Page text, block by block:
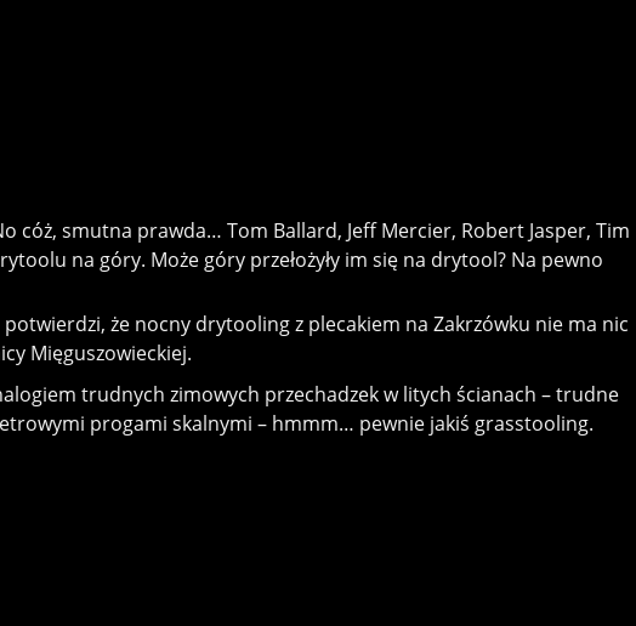
cóż, smutna prawda… Tom Ballard, Jeff Mercier, Robert Jasper, Tim
na góry. Może góry przełożyły im się na drytool? Na pewno
że nocny drytooling z plecakiem na Zakrzówku nie ma nic
Mięguszowieckiej.
trudnych zimowych przechadzek w litych ścianach – trudne
progami skalnymi – hmmm… pewnie jakiś grasstooling.